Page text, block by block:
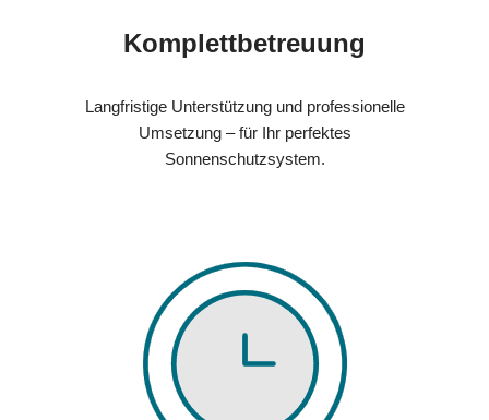
Komplettbetreuung
Langfristige Unterstützung und professionelle
Umsetzung – für Ihr perfektes
Sonnenschutzsystem.